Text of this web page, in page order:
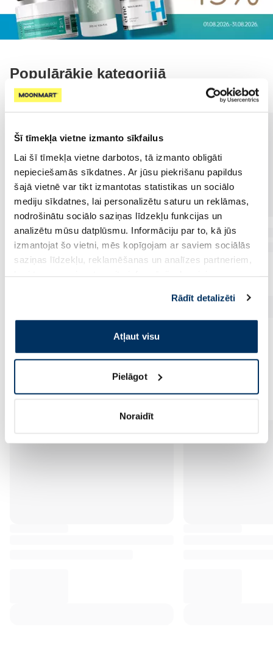
Šī tīmekļa vietne izmanto sīkfailus
Lai šī tīmekļa vietne darbotos, tā izmanto obligāti
nepieciešamās sīkdatnes. Ar jūsu piekrišanu papildus
šajā vietnē var tikt izmantotas statistikas un sociālo
mediju sīkdatnes, lai personalizētu saturu un reklāmas,
nodrošinātu sociālo saziņas līdzekļu funkcijas un
analizētu mūsu datplūsmu. Informāciju par to, kā jūs
izmantojat šo vietni, mēs kopīgojam ar saviem sociālās
saziņas līdzekļu, reklamēšanas un analīzes partneriem,
pakalpojumus. Ja piekrītat šo papildu sīkdatņu
izmantošanai, lūdzu, atzīmējiet savu izvēli:
Rādīt detalizēti
Atļaut visu
Pielāgot
Noraidīt
Populārākie kategorijā
Vēl no šī zīmola